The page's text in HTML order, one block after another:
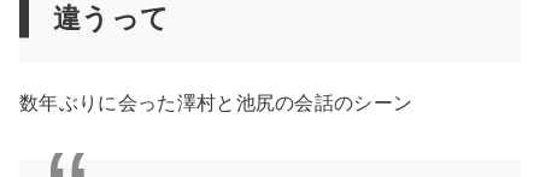
違うって
数年ぶりに会った澤村と池尻の会話のシーン